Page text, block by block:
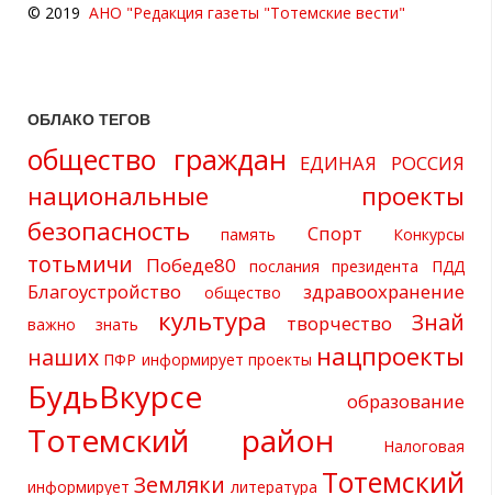
© 2019 АНО "Редакция газеты "Тотемские вести"
ОБЛАКО ТЕГОВ
общество граждан ЕДИНАЯ РОССИЯ
национальные проекты
безопасность
память Спорт Конкурсы
тотьмичи Победе80 послания президента ПДД
Благоустройство общество здравоохранение
важно знать культура творчество
Знай
наших ПФР информирует проекты нацпроекты
БудьВкурсе образование
Тотемский район
Налоговая
информирует Земляки литература Тотемский